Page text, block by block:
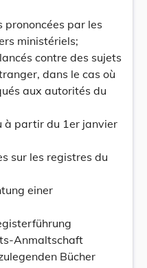
prononcées par les
ministériels;
contre des sujets
dans le cas où
aux autorités du
à partir du 1er janvier
sur les registres du
einer
Anmaltschaft
Bücher